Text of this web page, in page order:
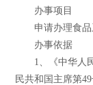
办事项目
申请办理食品卫
办事依据
1、《中华人民
民共和国主席第49